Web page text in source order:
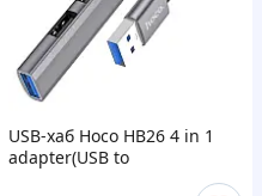
USB-хаб Hoco HB26 4 in 1
adapter(USB to